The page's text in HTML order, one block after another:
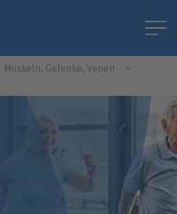
Muskeln, Gelenke, Venen